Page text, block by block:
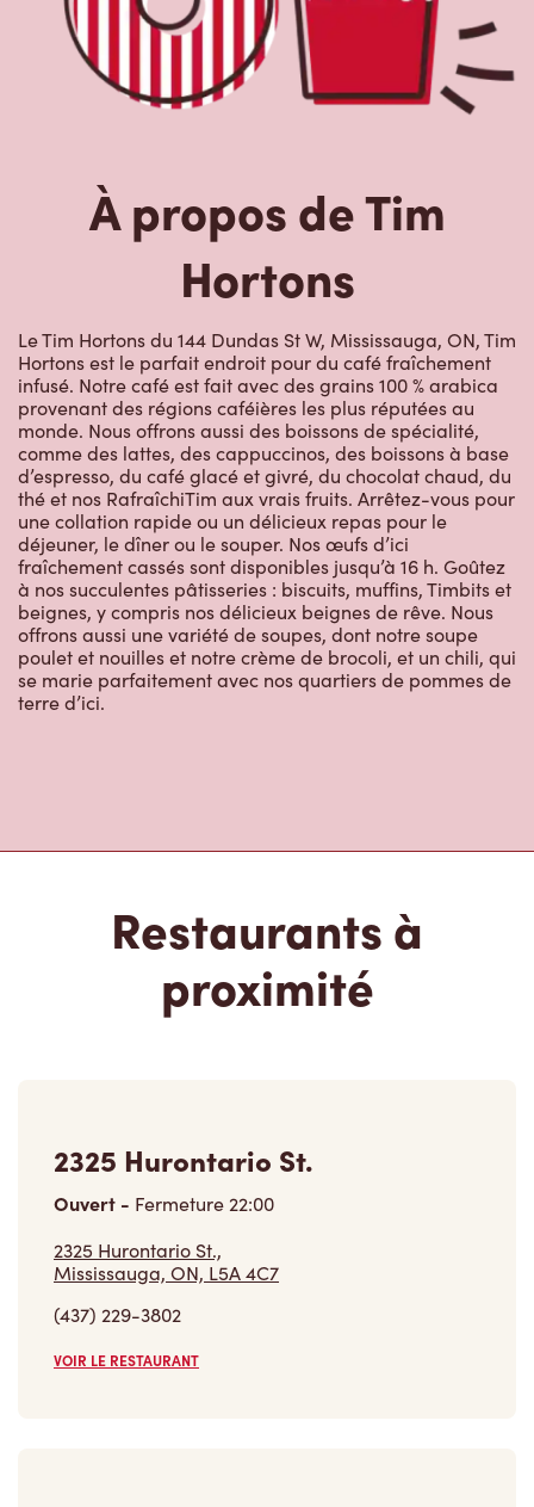
À propos de Tim
Hortons
Le Tim Hortons du 144 Dundas St W, Mississauga, ON, Tim
Hortons est le parfait endroit pour du café fraîchement
infusé. Notre café est fait avec des grains 100 % arabica
provenant des régions caféières les plus réputées au
monde. Nous offrons aussi des boissons de spécialité,
comme des lattes, des cappuccinos, des boissons à base
d’espresso, du café glacé et givré, du chocolat chaud, du
thé et nos RafraîchiTim aux vrais fruits. Arrêtez-vous pour
une collation rapide ou un délicieux repas pour le
déjeuner, le dîner ou le souper. Nos œufs d’ici
fraîchement cassés sont disponibles jusqu’à 16 h. Goûtez
à nos succulentes pâtisseries : biscuits, muffins, Timbits et
beignes, y compris nos délicieux beignes de rêve. Nous
offrons aussi une variété de soupes, dont notre soupe
poulet et nouilles et notre crème de brocoli, et un chili, qui
se marie parfaitement avec nos quartiers de pommes de
terre d’ici.
Restaurants à
proximité
2325 Hurontario St.
Ouvert - Fermeture22:00
2325 Hurontario St.,
Mississauga, ON, L5A 4C7
(437) 229-3802
VOIR LE RESTAURANT